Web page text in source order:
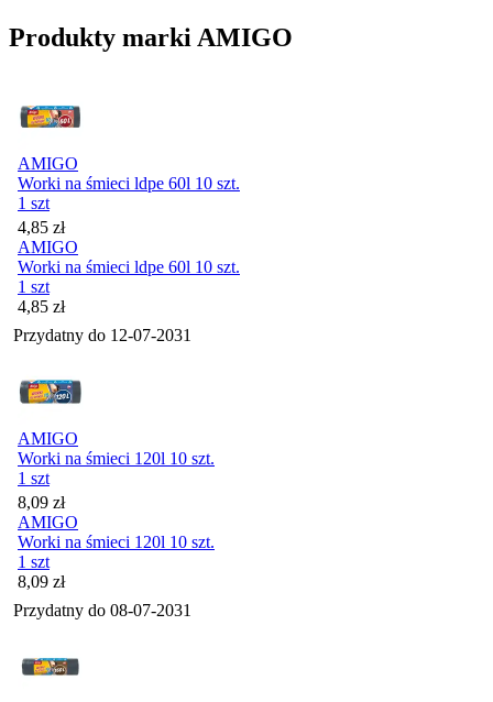
Produkty marki AMIGO
AMIGO
Worki na śmieci ldpe 60l 10 szt.
1 szt
Cena
4,85 zł
AMIGO
Worki na śmieci ldpe 60l 10 szt.
1 szt
Cena
4,85 zł
Przydatny do 12-07-2031
AMIGO
Worki na śmieci 120l 10 szt.
1 szt
Cena
8,09 zł
AMIGO
Worki na śmieci 120l 10 szt.
1 szt
Cena
8,09 zł
Przydatny do 08-07-2031